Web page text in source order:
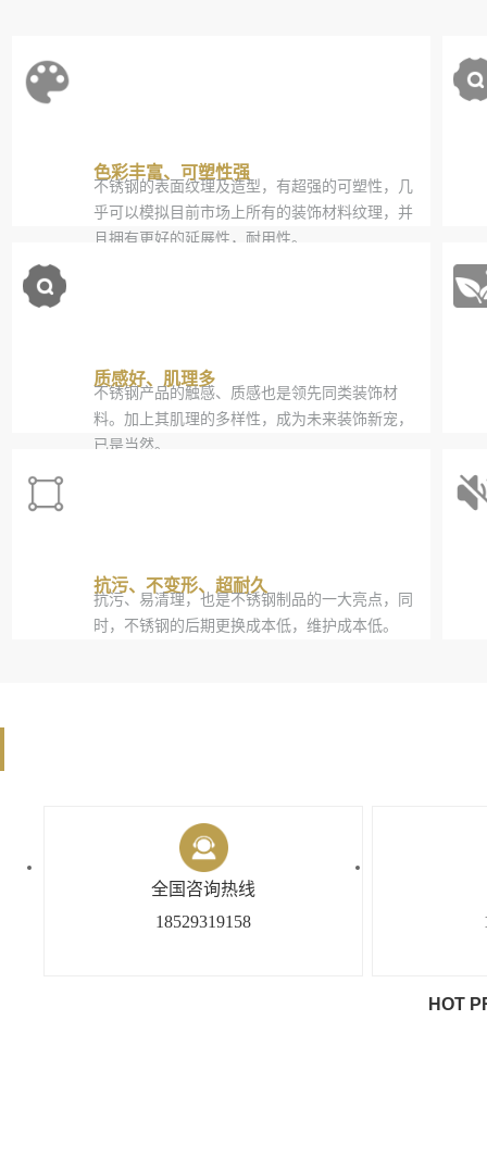
色彩丰富、可塑性强
不锈钢的表面纹理及造型，有超强的可塑性，几
乎可以模拟目前市场上所有的装饰材料纹理，并
且拥有更好的延展性，耐用性。
质感好、肌理多
不锈钢产品的触感、质感也是领先同类装饰材
料。加上其肌理的多样性，成为未来装饰新宠，
已是当然。
抗污、不变形、超耐久
抗污、易清理，也是不锈钢制品的一大亮点，同
时，不锈钢的后期更换成本低，维护成本低。
全国咨询热线
18529319158
HOT